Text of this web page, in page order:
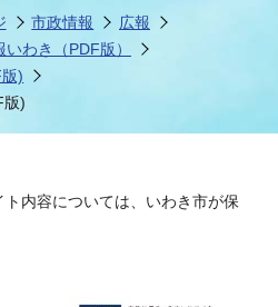
市政情報
広報
いわき（PDF版）
)
版)
内容については、いわき市が保